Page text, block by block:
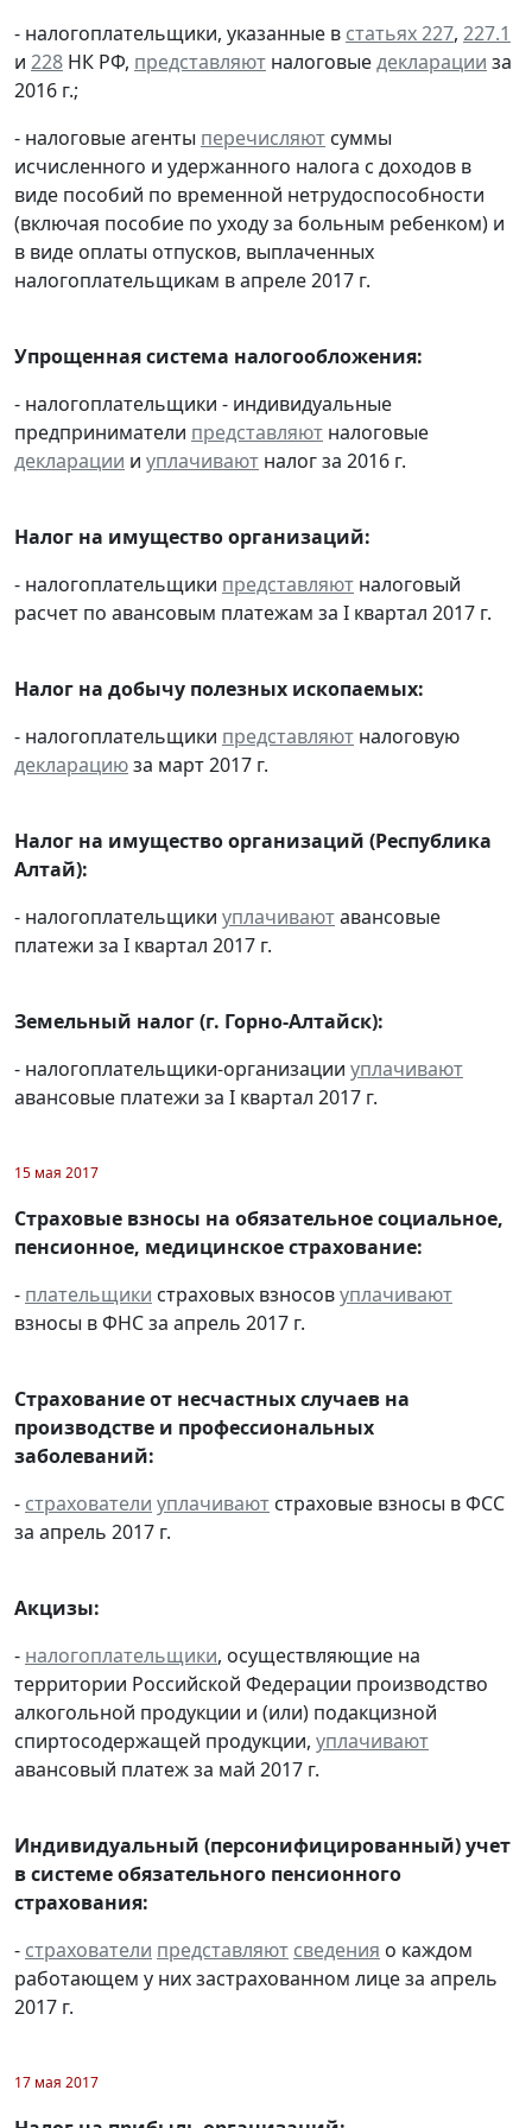
- налогоплательщики, указанные в статьях 227, 227.1
и 228 НК РФ, представляют налоговыедекларации за
2016 г.;
- налоговые агенты перечисляют суммы
исчисленного и удержанного налога с доходов в
виде пособий по временной нетрудоспособности
(включая пособие по уходу за больным ребенком) и
в виде оплаты отпусков, выплаченных
налогоплательщикам в апреле 2017 г.
Упрощенная система налогообложения:
- налогоплательщики - индивидуальные
предприниматели представляют налоговые
декларации и уплачивают налог за 2016 г.
Налог на имущество организаций:
- налогоплательщики представляют налоговый
расчет по авансовым платежам за I квартал 2017 г.
Налог на добычу полезных ископаемых:
- налогоплательщики представляют налоговую
декларациюза март 2017 г.
Налог на имущество организаций (Республика
Алтай):
- налогоплательщики уплачиваютавансовые
платежи за I квартал 2017 г.
Земельный налог (г. Горно-Алтайск):
- налогоплательщики-организации уплачивают
авансовые платежи за I квартал 2017 г.
15 мая 2017
Страховые взносы на обязательное социальное,
пенсионное, медицинское страхование:
- плательщики страховых взносовуплачивают
взносы в ФНС за апрель 2017 г.
Страхование от несчастных случаев на
производстве и профессиональных
заболеваний:
- страхователи уплачивают страховые взносы в ФСС
за апрель 2017 г.
Акцизы:
- налогоплательщики, осуществляющие на
территории Российской Федерации производство
алкогольной продукции и (или) подакцизной
спиртосодержащей продукции, уплачивают
авансовый платеж за май 2017 г.
Индивидуальный (персонифицированный) учет
в системе обязательного пенсионного
страхования:
- страхователи представляют сведения о каждом
работающем у них застрахованном лице за апрель
2017 г.
17 мая 2017